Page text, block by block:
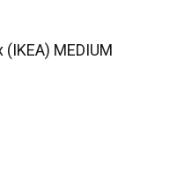
MEDIUM